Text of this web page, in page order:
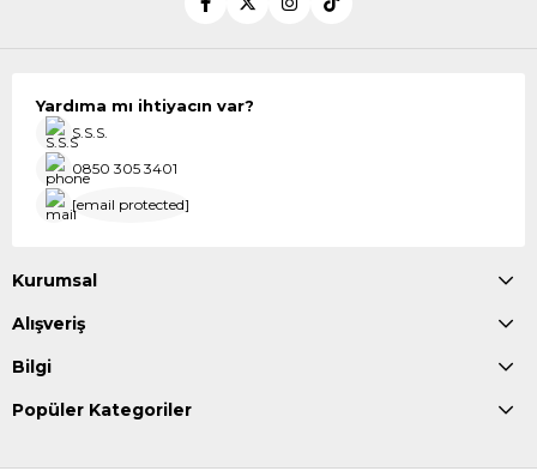
Yardıma mı ihtiyacın var?
S.S.S.
0850 305 3401
[email protected]
Kurumsal
Alışveriş
Bilgi
Popüler Kategoriler